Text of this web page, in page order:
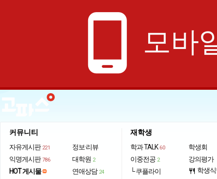
phone_android 모바
커뮤니티
자유게시판 221
익명게시판 786
HOT 게시물
정보·리뷰
대학원 2
연애상담 24
재학생
학과 TALK 60
이중전공 2
└ 쿠플라이
학생회
강의평가
restaurant 학생